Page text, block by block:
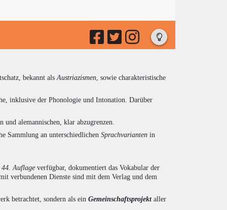
bekannt alsAustriazismen, sowie charakteristische
inklusive der Phonologie und Intonation. Darüber
und alemannischen, klar abzugrenzen.
Sammlung an unterschiedlichen Sprachvarianten in
44. Auflage verfügbar, dokumentiert das Vokabular der
verbundenen Dienste sind mit dem Verlag und dem
betrachtet, sondern als ein Gemeinschaftsprojektaller